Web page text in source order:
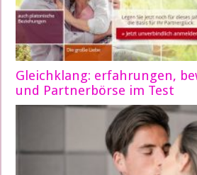
Gleichklang: erfahrungen,
und Partnerbörse im Test